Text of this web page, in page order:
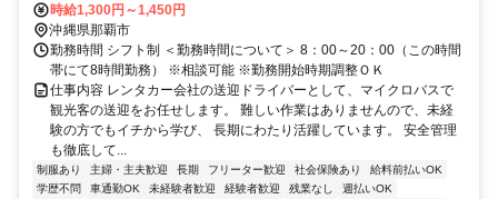
時給1,300円～1,450円
沖縄県那覇市
勤務時間 シフト制 ＜勤務時間について＞ 8：00～20：00（この時間
帯にて8時間勤務） ※相談可能 ※勤務開始時期調整ＯＫ
仕事内容 レンタカー会社の送迎ドライバーとして、マイクロバスで
観光客の送迎をお任せします。 難しい作業はありませんので、未経
験の方でもイチから学び、 長期にわたり活躍しています。 安全管理
も徹底して...
制服あり 主婦・主夫歓迎 長期 フリーター歓迎 社会保険あり
給料前払いOK
学歴不問
車通勤OK 未経験者歓迎 経験者歓迎 残業なし
週払いOK